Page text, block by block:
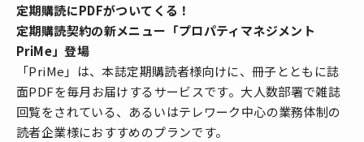
定期購読にPDFがついてくる！
定期購読契約の新メニュー「プロパティマネジメント
PriMe」登場
「PriMe」は、本誌定期購読者様向けに、冊子とともに誌
面PDFを毎月お届けするサービスです。大人数部署で雑誌
回覧をされている、あるいはテレワーク中心の業務体制の
読者企業様におすすめのプランです。